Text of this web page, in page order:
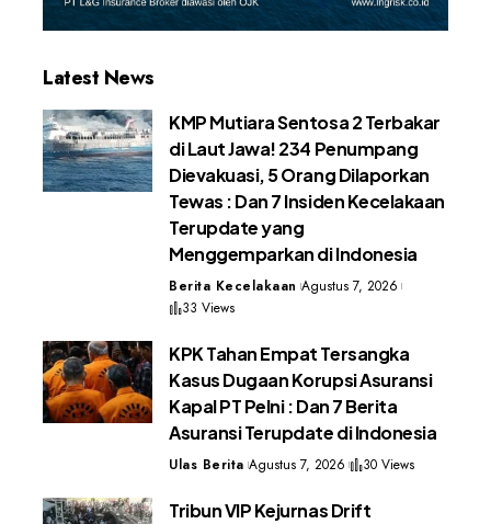
Latest News
KMP Mutiara Sentosa 2 Terbakar
di Laut Jawa! 234 Penumpang
Dievakuasi, 5 Orang Dilaporkan
Tewas : Dan 7 Insiden Kecelakaan
Terupdate yang
Menggemparkan di Indonesia
Berita Kecelakaan Agustus 7, 2026
33 Views
KPK Tahan Empat Tersangka
Kasus Dugaan Korupsi Asuransi
Kapal PT Pelni : Dan 7 Berita
Asuransi Terupdate di Indonesia
Ulas Berita Agustus 7, 2026 30 Views
Tribun VIP Kejurnas Drift